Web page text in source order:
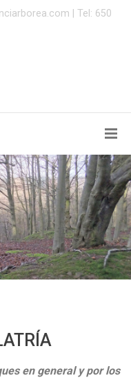
| Tel: 650
en general y por los